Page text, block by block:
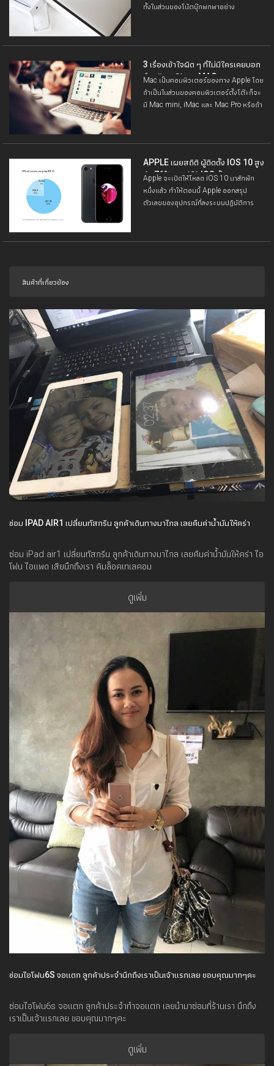
ทั้งในส่วนของโน้ตบุ๊กพกพาอย่าง
3 เรื่องเข้าใจผิด ๆ ที่ไม่มีใครเคยบอก
สำหรับคนใช้งาน MAC
Mac เป็นคอมพิวเตอร์ของทาง Apple โดย
ถ้าเป็นในส่วนของคอมพิวเตอร์ตั้งโต๊ะก็จะ
มี Mac mini, iMac และ Mac Pro หรือถ้า
APPLE เผยสถิติ ผู้ติดตั้ง IOS 10 สูง
ถึง 76% จากผู้ใช้ IOS ทั้งหมด
Apple จะเปิดให้โหลด iOS 10 มาสักพัก
หนึ่งแล้ว ทำให้ตอนนี้ Apple ออกสรุป
ตัวเลขของอุปกรณ์ที่ลงระบบปฏิบัติการ
สินค้าที่เกี่ยวข้อง
ซ่อม IPAD AIR1 เปลี่ยนทัสกรีน ลูกค้าเดินทางมาไกล เลยคืนค่าน้ำมันให้คร่า
ซ่อม iPad air1 เปลี่ยนทัสกรีน ลูกค้าเดินทางมาไกล เลยคืนค่าน้ำมันให้คร่า ไอ
โฟน ไอแพด เสียนึกถึงเรา คิมล็อคเทเลคอม
ดูเพิ่ม
ซ่อมไอโฟน6S จอแตก ลูกค้าประจำนึกถึงเราเป็นเจ้าแรกเลย ขอบคุณมากๆคะ
ซ่อมไอโฟน6s จอแตก ลูกค้าประจำทำจอแตก เลยนำมาซ่อมที่ร้านเรา นึกถึง
เราเป็นเจ้าแรกเลย ขอบคุณมากๆคะ
ดูเพิ่ม